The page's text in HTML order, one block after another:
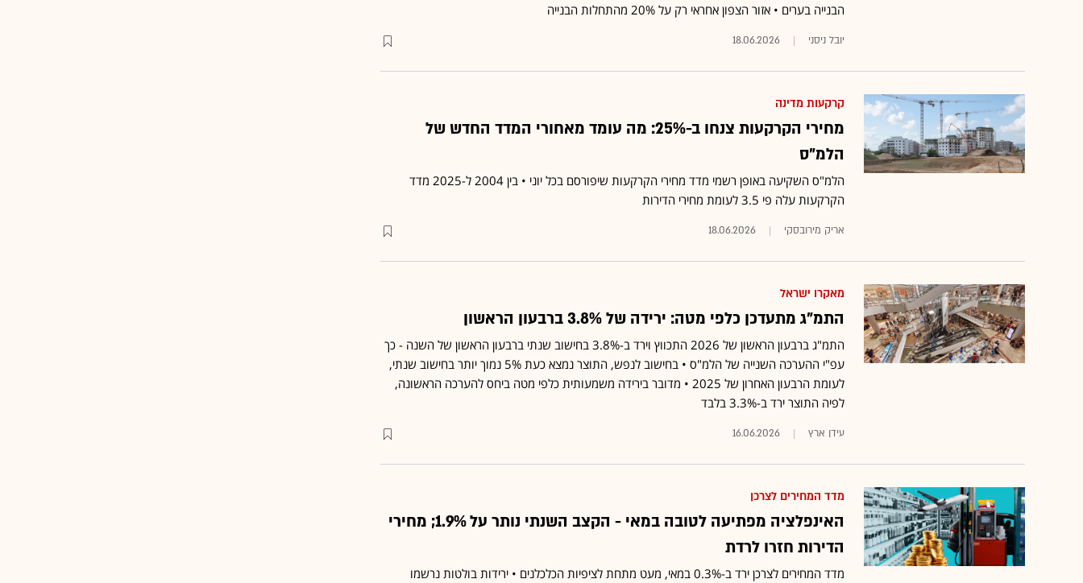
הבנייה בערים • אזור הצפון אחראי רק על 20% מהתחלות הבנייה
יובל ניסני 18.06.2026
קרקעות מדינה
מחירי הקרקעות צנחו ב-25%: מה עומד מאחורי המדד החדש של
הלמ"ס
הלמ"ס השקיעה באופן רשמי מדד מחירי הקרקעות שיפורסם בכל יוני • בין 2004 ל-2025 מדד
הקרקעות עלה פי 3.5 לעומת מחירי הדירות
אריק מירובסקי 18.06.2026
מאקרו ישראל
התמ"ג מתעדכן כלפי מטה: ירידה של 3.8% ברבעון הראשון
התמ"ג ברבעון הראשון של 2026 התכווץ וירד ב-3.8% בחישוב שנתי ברבעון הראשון של השנה - כך
עפ"י ההערכה השנייה של הלמ"ס • בחישוב לנפש, התוצר נמצא כעת 5% נמוך יותר בחישוב שנתי,
לעומת הרבעון האחרון של 2025 • מדובר בירידה משמעותית כלפי מטה ביחס להערכה הראשונה,
לפיה התוצר ירד ב-3.3% בלבד
עידן ארץ 16.06.2026
מדד המחירים לצרכן
האינפלציה מפתיעה לטובה במאי - הקצב השנתי נותר על 1.9%; מחירי
הדירות חזרו לרדת
מדד המחירים לצרכן ירד ב-0.3% במאי, מעט מתחת לציפיות הכלכלנים • ירידות בולטות נרשמו